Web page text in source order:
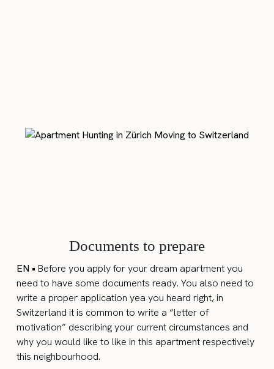
Documents to prepare
EN •Before you apply for your dream apartment you
need to have some documents ready. You also need to
write a proper application yea you heard right, in
Switzerland it is common to write a “letter of
motivation” describing your current circumstances and
why you would like to like in this apartment respectively
this neighbourhood.